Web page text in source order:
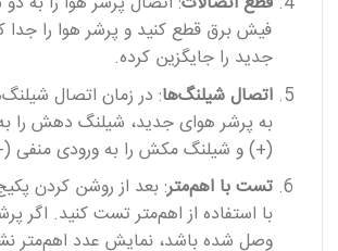
فیش برق قطع کنید و پرشر هوا را جدا
جدید را جایگزین کرده.
اتصال شیلنگ‌ها: در زمان اتصال
به پرشر هوای جدید، شیلنگ دهش را
(+) و شیلنگ مکش را به ورودی منفی
تست با اهم‌متر: بعد از روشن کردن
با استفاده از اهم‌متر تست کنید. اگر
وصل شده باشد، نمایش عدد اهم‌متر